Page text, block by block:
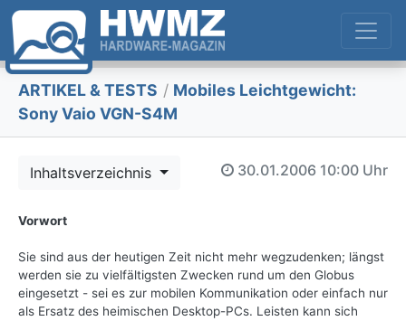
ARTIKEL & TESTS / Mobiles Leichtgewicht:
Sony Vaio VGN-S4M
Inhaltsverzeichnis 30.01.2006 10:00 Uhr
Vorwort
Sie sind aus der heutigen Zeit nicht mehr wegzudenken; längst
werden sie zu vielfältigsten Zwecken rund um den Globus
eingesetzt - sei es zur mobilen Kommunikation oder einfach nur
als Ersatz des heimischen Desktop-PCs. Leisten kann sich